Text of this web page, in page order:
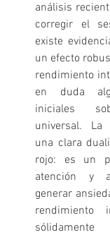
análisis
corregir el
existe
un efecto
rendimiento
en duda
iniciales
universal. La
una clara
rojo: es un
atención y
generar
rendimiento